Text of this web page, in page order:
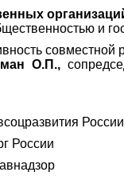
и
совместной
О.П.,
России
России